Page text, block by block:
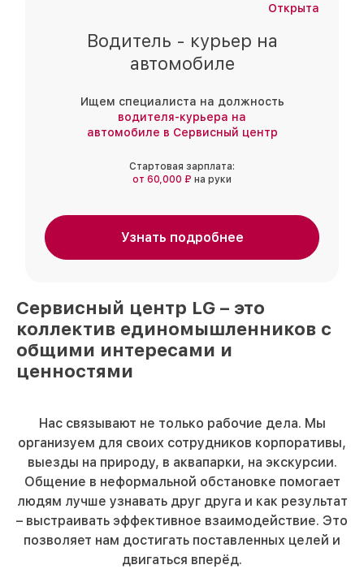
Открыта
Водитель - курьер на
автомобиле
Ищем специалиста на должность
водителя-курьера на
автомобиле в Сервисный центр
Стартовая зарплата:
от 60,000 ₽ на руки
Узнать подробнее
Сервисный центр LG – это
коллектив единомышленников с
общими интересами и
ценностями
Нас связывают не только рабочие дела. Мы
организуем для своих сотрудников корпоративы,
выезды на природу, в аквапарки, на экскурсии.
Общение в неформальной обстановке помогает
людям лучше узнавать друг друга и как результат
– выстраивать эффективное взаимодействие. Это
позволяет нам достигать поставленных целей и
двигаться вперёд.